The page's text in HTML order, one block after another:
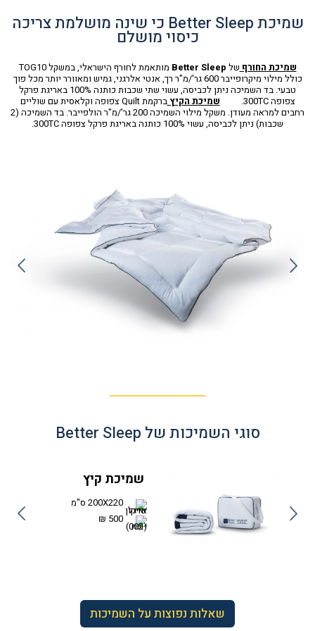
שמיכת Better Sleep כי שינה מושלמת צריכה
כיסוי מושלם
שמיכת החורף של Better Sleep
מותאמת לחורף הישראלי, במשקל TOG10
כולל מילוי מיקרופייבר 600 גר'/מ"ר רך, אנטי אלרגני, גמיש ומאוורר יותר מכל פוך
טבעי. בד השמיכה ניתן לכביסה, עשוי שתי שכבות כותנה 100% באריגת פרקל
צפופה 300TC.
שמיכת הקיץ
ברקמת Quilt צפופה וקלאסית עם שוליים
רחבים למראה מעודן. משקל מילוי השמיכה 200 גר'/מ"ר הולפייבר. בד השמיכה (2
שכבות) ניתן לכביסה, עשוי 100% כותנה באריגת פרקל צפופה 300TC.
סוגי השמיכות של Better Sleep
שמיכת קיץ
200X220 ס"מ
500 ₪
שאלות נפוצות על השמיכות